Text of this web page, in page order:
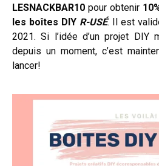
LESNACKBAR10 pour obtenir
les boîtes DIY R-USÉ. Il est
2021. Si l’idée d’un projet DIY
depuis un moment, c’est
lancer!